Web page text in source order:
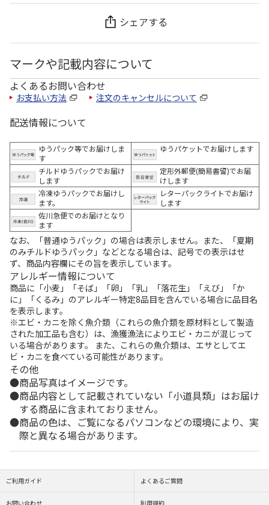
シェアする
マークや記載内容について
よくあるお問い合わせ
お支払い方法 注文のキャンセルについて
配送情報について
ゆうパック等でお届けしま
す
ゆうパケットでお届けします
チルドゆうパックでお届け
します
定形外郵便(簡易書留)でお届
けします
冷凍ゆうパックでお届けし
ます。
レターパックライトでお届け
します
佐川急便でのお届けとなり
ます
なお、「普通ゆうパック」の場合は表示しません。また、「夏期
のみチルドゆうパック」などとなる場合は、記号での表示はせ
ず、商品内容欄にその旨を表示しています。
アレルギー情報について
商品に「小麦」「そば」「卵」「乳」「落花生」「えび」「か
に」「くるみ」のアレルギー特定8品目を含んでいる場合に品目名
を表示します。
※エビ・カニを除く魚介類（これらの魚介類を原材料として製造
された加工品も含む）は、漁獲漁法によりエビ・カニが混じって
いる場合があります。 また、これらの魚介類は、エサとしてエ
ビ・カニを食べている可能性があります。
その他
商品写真はイメージです。
商品内容として記載されていない「小道具類」はお届け
する商品に含まれておりません。
商品の色は、ご覧になるパソコンなどの環境により、実
際と異なる場合があります。
ご利用ガイド よくあるご質問
お問い合わせ 利用規約